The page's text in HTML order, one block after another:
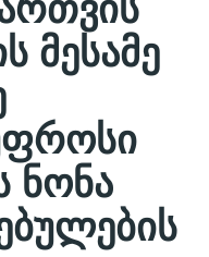
მესამე
ნონა